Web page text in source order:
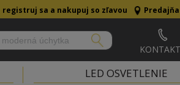
registruj sa a nakupuj so zľavou
LED OSVETLENIE